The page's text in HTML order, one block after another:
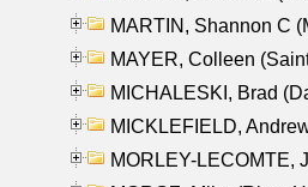
MARTIN, Shannon C
MAYER, Colleen
MICHALESKI, Brad
MICKLEFIELD,
MORLEY-LECOMTE,